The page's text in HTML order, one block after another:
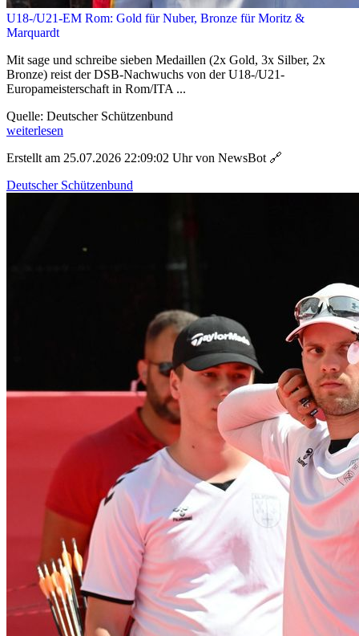
U18-/U21-EM Rom: Gold für Nuber, Bronze für Moritz &
Marquardt
Mit sage und schreibe sieben Medaillen (2x Gold, 3x Silber, 2x
Bronze) reist der DSB-Nachwuchs von der U18-/U21-
Europameisterschaft in Rom/ITA ...
Quelle: Deutscher Schützenbund
weiterlesen
Erstellt am 25.07.2026 22:09:02 Uhr von NewsBot 🔗
Deutscher Schützenbund